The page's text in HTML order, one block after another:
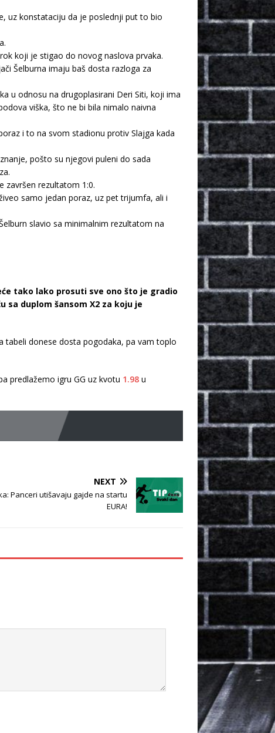
uz konstataciju da je poslednji put to bio
koji je stigao do novog naslova prvaka.
Šelburna imaju baš dosta razloga za
u odnosu na drugoplasirani Deri Siti, koji ima
viška, što ne bi bila nimalo naivna
i to na svom stadionu protiv Slajga kada
pošto su njegovi puleni do sada
završen rezultatom 1:0.
samo jedan poraz, uz pet trijumfa, ali i
slavio sa minimalnim rezultatom na
tako lako prosuti sve ono što je gradio
duplom šansom X2 za koju je
tabeli donese dosta pogodaka, pa vam toplo
predlažemo igru GG uz kvotu 1.98 u
NEXT
Panceri utišavaju gajde na startu
EURA!